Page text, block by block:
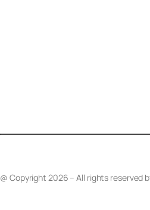
@ Copyright 2026 – All rights reserved